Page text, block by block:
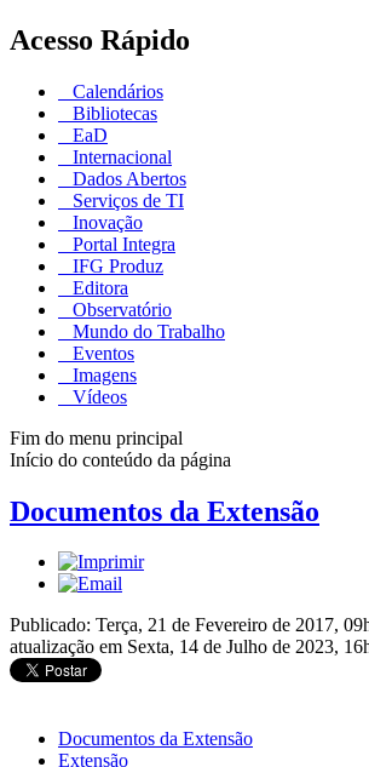
Acesso Rápido
Calendários
Bibliotecas
EaD
Internacional
Dados Abertos
Serviços de TI
Inovação
Portal Integra
IFG Produz
Editora
Observatório
Mundo do Trabalho
Eventos
Imagens
Vídeos
Fim do menu principal
Início do conteúdo da página
Documentos da Extensão
Publicado: Terça, 21 de Fevereiro de 2017,
atualização em Sexta, 14 de Julho de 2023,
Documentos da Extensão
Extensão